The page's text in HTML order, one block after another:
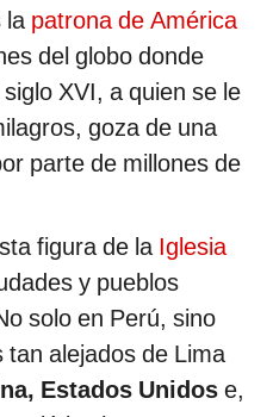
la patrona de América
del globo donde
XVI, a quien se le
goza de una
parte de millones de
figura de la Iglesia
y pueblos
solo en Perú, sino
alejados de Lima
Estados Unidos e,